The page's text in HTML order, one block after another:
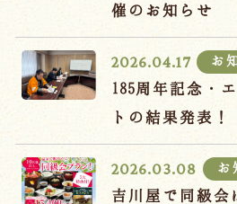
催のお知らせ
2026.04.17 お
185周年記念・
トの結果発表！
2026.03.08 お
吉川屋で同級会
会議・団体 吉川屋
お知らせ よくあ
お問い合わせ
予約確認・変更・キャンセ
キャンセルポリシー